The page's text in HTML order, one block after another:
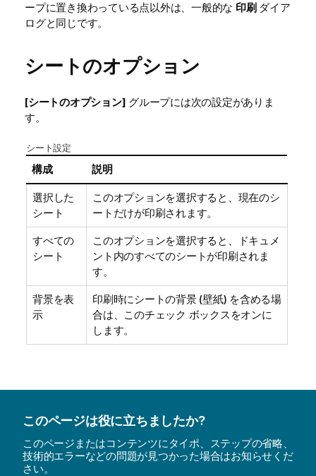
ープに置き換わっている点以外は、一般的な 印刷ダイア
ログと同じです。
シートのオプション
[シートのオプション] グループには次の設定がありま
す。
シート設定
構成 説明
選択した
シート
このオプションを選択すると、現在のシ
ートだけが印刷されます。
すべての
シート
このオプションを選択すると、ドキュメ
ント内のすべてのシートが印刷されま
す。
背景を表
示
印刷時にシートの背景 (壁紙) を含める場
合は、このチェック ボックスをオンに
します。
このページは役に立ちましたか?
このページまたはコンテンツにタイポ、ステップの省略、
技術的エラーなどの問題が見つかった場合はお知らせくだ
さい。